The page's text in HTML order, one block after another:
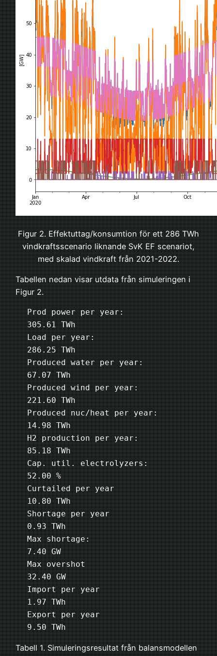
Figur 2. Effektuttag/konsumtion för ett 286 TWh
vindkraftsscenario liknande SvK EF scenariot,
med skalad vindkraft från 2021-2022.
Tabellen nedan visar utdata från simuleringen i
Figur 2.
Prod power per year:
305.61 TWh
Load per year:
286.25 TWh
Produced water per year:
67.07 TWh
Produced wind per year:
221.60 TWh
Produced nuc/heat per year:
14.98 TWh
H2 production per year:
85.18 TWh
Cap. util. electrolyzers:
52.00 %
Curtailed per year
10.80 TWh
Shortage per year
0.93 TWh
Max shortage:
7.40 GW
Max overshot
32.40 GW
Import per year
1.97 TWh
Export per year
Tabell 1. Simuleringsresultat från balansmodellen